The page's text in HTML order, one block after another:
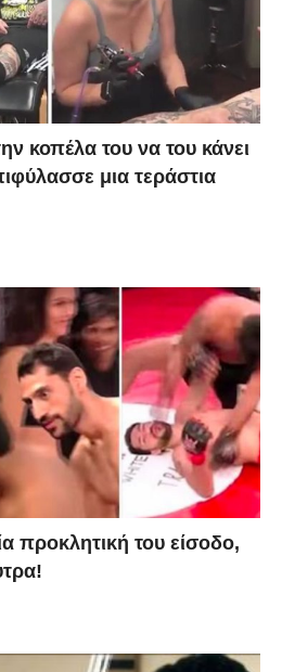
κοπέλα του να του κάνει
μια τεράστια
προκλητική του είσοδο,